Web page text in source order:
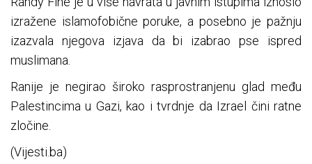
izražene islamofobične poruke, a posebno je pažnju
izazvala njegova izjava da bi izabrao pse ispred
muslimana.
Ranije je negirao široko rasprostranjenu glad među
Palestincima u Gazi, kao i tvrdnje da Izrael čini ratne
zločine.
(Vijesti.ba)